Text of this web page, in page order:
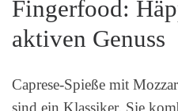
Fingerfood:
aktiven Genuss
Caprese-Spieße mit
sind ein Klassiker. Sie